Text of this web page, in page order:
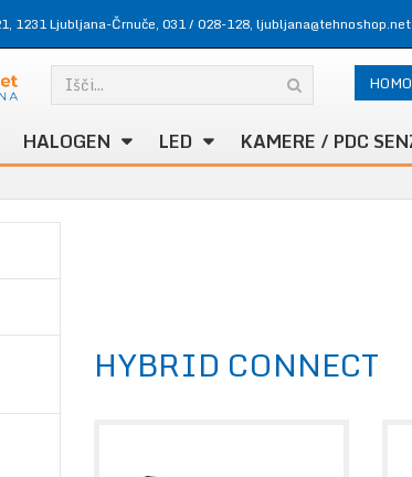
1231 Ljubljana-Črnuče, 031 / 028-128, ljubljana@tehnoshop.net
HALOGEN LED KAMERE / PDC
HYBRID CONNECT